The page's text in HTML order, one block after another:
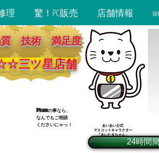
理 驚！PC販売 店舗情報
質 技術 満足度
三ツ星店舗
iPhoneの事なら、
​なんでもご相談
くださいにゃっ！
あいあい公式
マスコットキャラクター
「あいたまちゃん」​
24時間